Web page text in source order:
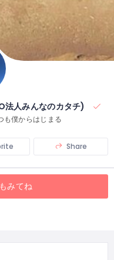
法人みんなのカタチ)
も僕からはじまる
Share
みてね